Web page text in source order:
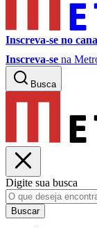
Inscreva-se no
Inscreva-se na
Busca
Digite sua busca
Buscar